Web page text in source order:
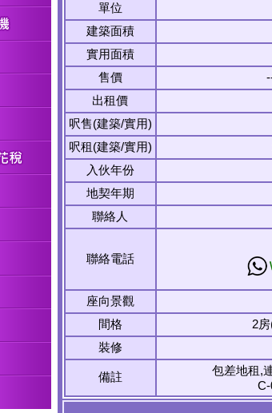
單位
建築面積
實用面積
售價
出租價
呎售(建築/實用)
呎租(建築/實用)
入伙年份
地契年期
聯絡人
聯絡電話
座向景觀
間格
2
裝修
備註
包差地租,